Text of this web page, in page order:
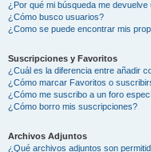
¿Por qué mi búsqueda me devuelve
¿Cómo busco usuarios?
¿Como se puede encontrar mis
Suscripciones y Favoritos
¿Cuál es la diferencia entre añadir
¿Cómo marcar Favoritos o
¿Cómo me suscribo a un foro
¿Cómo borro mis suscripciones?
Archivos Adjuntos
¿Qué archivos adjuntos son